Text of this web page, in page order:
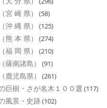
宮 崎 県） (58)
沖 縄 県） (125)
熊 本 県） (274)
福 岡 県） (210)
薩南諸島） (91)
鹿児島県） (261)
巨樹・さが名木１００選 (117)
風景・史跡(102)